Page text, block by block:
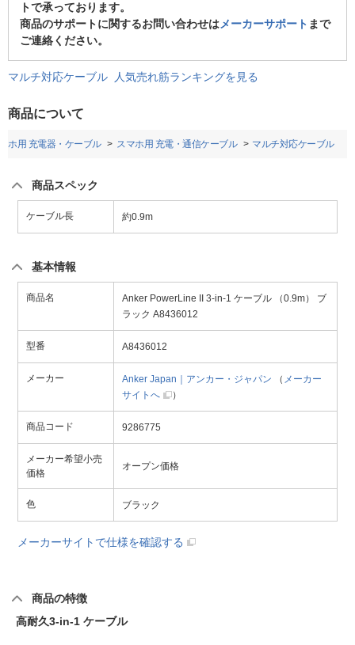
トで承っております。
商品のサポートに関するお問い合わせはメーカーサポート まで
ご連絡ください。
マルチ対応ケーブル 人気売れ筋ランキングを見る
商品について
ホ用 充電器・ケーブル スマホ用 充電・通信ケーブル マルチ対応ケーブル
商品スペック
ケーブル長 約0.9m
基本情報
商品名
Anker PowerLine II 3-in-1 ケーブル （0.9m） ブ
ラック A8436012
型番 A8436012
メーカー Anker Japan｜アンカー・ジャパン （ メーカー
サイトへ
）
商品コード 9286775
メーカー希望小売
価格
オープン価格
色 ブラック
メーカーサイトで仕様を確認する
商品の特徴
高耐久3-in-1 ケーブル